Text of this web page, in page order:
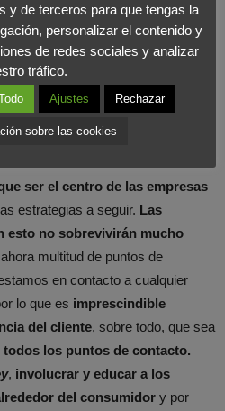
manera más satisfactoria cuando le
haciendo.
jugando la digitalización en
cómo pueden adaptarse las
cambios del panorama 4.0
ser el centro de las empresas
estrategias a seguir. Las
esto no sobrevivirán mucho
multitud de puntos de
en contacto a cualquier
lo que es imprescindible
del cliente, sobre todo, que sea
los puntos de contacto.
, involucrar y educar a los
del consumidor y por
y de terceros para que tengas la
personalizar el contenido y
de redes sociales y analizar
tráfico.
Ajustes Rechazar
sobre las cookies